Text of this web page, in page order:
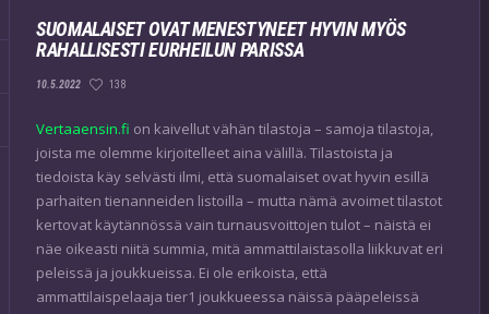
SUOMALAISET OVAT MENESTYNEET HYVIN MYÖS
RAHALLISESTI EURHEILUN PARISSA
10.5.2022 138
Vertaaensin.fi on kaivellut vähän tilastoja – samoja tilastoja,
joista me olemme kirjoitelleet aina välillä. Tilastoista ja
tiedoista käy selvästi ilmi, että suomalaiset ovat hyvin esillä
parhaiten tienanneiden listoilla – mutta nämä avoimet tilastot
kertovat käytännössä vain turnausvoittojen tulot – näistä ei
näe oikeasti niitä summia, mitä ammattilaistasolla liikkuvat eri
peleissä ja joukkueissa. Ei ole erikoista, että
ammattilaispelaaja tier1 joukkueessa näissä pääpeleissä